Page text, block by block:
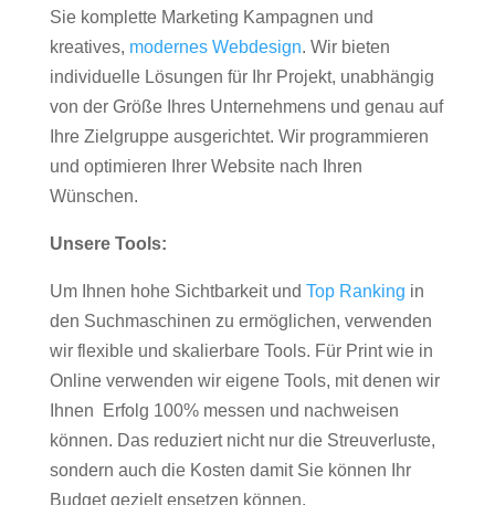
Sie komplette Marketing Kampagnen und
kreatives, modernes Webdesign. Wir bieten
individuelle Lösungen für Ihr Projekt, unabhängig
von der Größe Ihres Unternehmens und genau auf
Ihre Zielgruppe ausgerichtet. Wir programmieren
und optimieren Ihrer Website nach Ihren
Wünschen.
Unsere Tools:
Um Ihnen hohe Sichtbarkeit und Top Ranking in
den Suchmaschinen zu ermöglichen, verwenden
wir flexible und skalierbare Tools. Für Print wie in
Online verwenden wir eigene Tools, mit denen wir
Ihnen Erfolg 100% messen und nachweisen
können. Das reduziert nicht nur die Streuverluste,
sondern auch die Kosten damit Sie können Ihr
Budget gezielt ensetzen können.